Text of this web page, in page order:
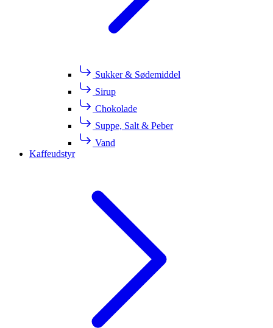
Sukker & Sødemiddel
Sirup
Chokolade
Suppe, Salt & Peber
Vand
Kaffeudstyr